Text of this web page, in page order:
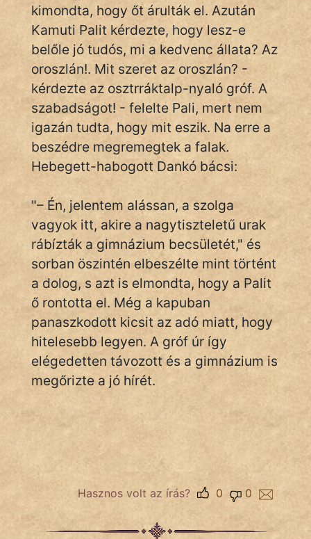
kimondta, hogy őt árulták el. Azután
Kamuti Palit kérdezte, hogy lesz-e
belőle jó tudós, mi a kedvenc állata? Az
oroszlán!. Mit szeret az oroszlán? -
kérdezte az osztrráktalp-nyaló gróf. A
szabadságot! - felelte Pali, mert nem
igazán tudta, hogy mit eszik. Na erre a
beszédre megremegtek a falak.
Hebegett-habogott Dankó bácsi:
"– Én, jelentem alássan, a szolga
vagyok itt, akire a nagytiszteletű urak
rábízták a gimnázium becsületét," és
sorban öszintén elbeszélte mint történt
a dolog, s azt is elmondta, hogy a Palit
ő rontotta el. Még a kapuban
panaszkodott kicsit az adó miatt, hogy
hitelesebb legyen. A gróf úr így
elégedetten távozott és a gimnázium is
megőrizte a jó hírét.
Hasznos volt az írás? 0
0